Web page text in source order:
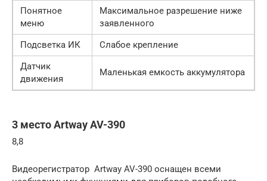
Понятное
меню
Максимальное разрешение ниже
заявленного
Подсветка ИК
Слабое крепление
Датчик
движения
Маленькая емкость аккумулятора
3 место Artway AV-390
8,8
Видеорегистратор Artway AV-390 оснащен всеми